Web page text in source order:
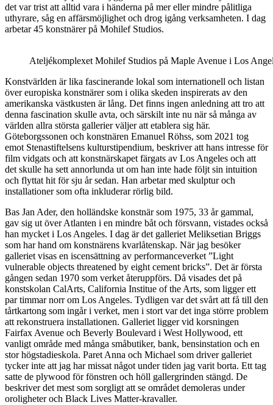
det var trist att alltid vara i händerna på mer eller mindre pålitliga
uthyrare, såg en affärsmöjlighet och drog igång verksamheten. I dag
arbetar 45 konstnärer på Mohilef Studios.
Ateljékomplexet Mohilef Studios på Maple Avenue i Los
Konstvärlden ärlika fascinerande lokal som internationell och listan
över europiska konstnärer som i olika skeden inspirerats av den
amerikanska västkusten är lång. Det finns ingen anledning att tro att
denna fascination skulle avta, och särskilt inte nu när så många av
världen allra största gallerier väljer att etablera sig här.
Göteborgssonen och konstnären Emanuel Röhss, som 2021 tog
emot Stenastiftelsens kulturstipendium, beskriver att hans intresse för
film vidgats och att konstnärskapet färgats av Los Angeles och att
det skulle ha sett annorlunda ut om han inte hade följt sin intuition
och flyttat hit för sju år sedan. Han arbetar med skulptur och
installationer som ofta inkluderar rörlig bild.
Bas Jan Ader, den holländske konstnär som 1975, 33 år gammal,
gav sig ut över Atlanten i en mindre båt och försvann, vistades också
han mycket i Los Angeles. I dag är det galleriet Meliksetian Briggs
som har hand om konstnärens kvarlåtenskap. När jag besöker
galleriet visas en iscensättning av performanceverket ”Light
vulnerable objects threatened by eight cement bricks”. Det är första
gången sedan 1970 som verket återuppförs. Då visades det på
konstskolan CalArts, California Institue of the Arts, som ligger ett
par timmar norr om Los Angeles. Tydligen var det svårt att få till den
tårtkartong som ingår i verket, men i stort var det inga större problem
att rekonstruera installationen. Galleriet ligger vid korsningen
Fairfax Avenue och Beverly Boulevard i West Hollywood, ett
vanligt område med många småbutiker, bank, bensinstation och en
stor högstadieskola. Paret Anna och Michael som driver galleriet
tycker inte att jag har missat något under tiden jag varit borta. Ett tag
satte de plywood för fönstren och höll gallergrinden stängd. De
beskriver det mest som sorgligt att se området demoleras under
oroligheter och Black Lives Matter-kravaller.